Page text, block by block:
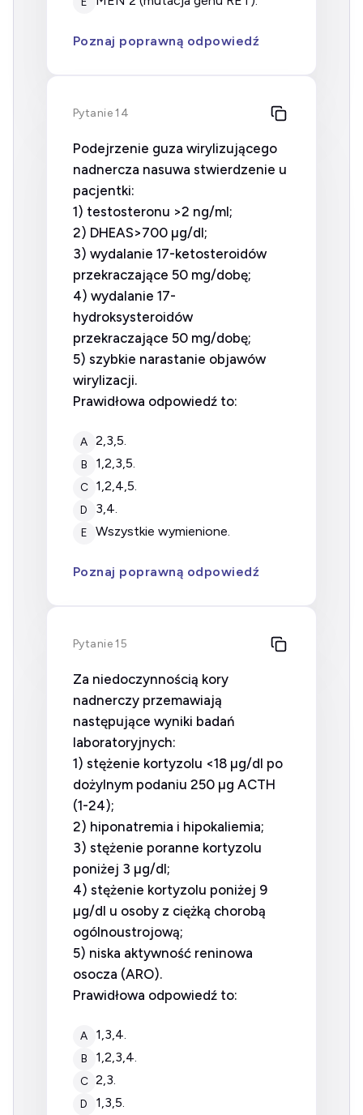
Poznaj poprawną odpowiedź
Pytanie 14
Podejrzenie guza wirylizującego
nadnercza nasuwa stwierdzenie u
pacjentki:
1) testosteronu >2 ng/ml;
2) DHEAS>700 µg/dl;
3) wydalanie 17-ketosteroidów
przekraczające 50 mg/dobę;
4) wydalanie 17-
hydroksysteroidów
przekraczające 50 mg/dobę;
5) szybkie narastanie objawów
wirylizacji.
Prawidłowa odpowiedź to:
A 2,3,5.
B 1,2,3,5.
C 1,2,4,5.
D 3,4.
E wszystkie wymienione.
Poznaj poprawną odpowiedź
Pytanie 15
Za niedoczynnością kory
nadnerczy przemawiają
następujące wyniki badań
laboratoryjnych:
1) stężenie kortyzolu <18 µg/dl po
dożylnym podaniu 250 µg ACTH
(1-24);
2) hiponatremia i hipokaliemia;
3) stężenie poranne kortyzolu
poniżej 3 µg/dl;
4) stężenie kortyzolu poniżej 9
µg/dl u osoby z ciężką chorobą
ogólnoustrojową;
5) niska aktywność reninowa
osocza (ARO).
Prawidłowa odpowiedź to:
A 1,3,4.
B 1,2,3,4.
C 2,3.
D 1,3,5.